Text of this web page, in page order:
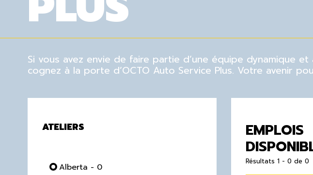
Si vous avez envie de faire partie d’une équipe dynamique
cognez à la porte d’OCTO Auto Service Plus. Votre avenir
ATELIERS
Alberta - 0
EMPLOIS
Résultats 1 - 0 de 0